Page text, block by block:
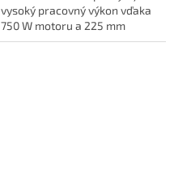
vysoký pracovný výkon vďaka
750 W motoru a 225 mm
brúsnej hlave. Ideálne na